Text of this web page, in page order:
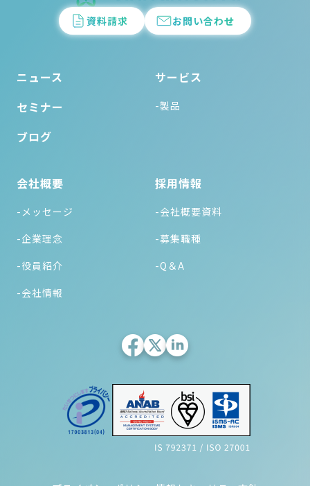
資料請求 お問い合わせ
ニュース
セミナー
ブログ
サービス
-製品
会社概要
-メッセージ
-企業理念
-役員紹介
-会社情報
採用情報
-会社概要資料
-募集職種
-Q＆A